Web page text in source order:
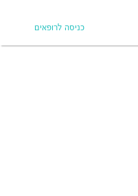
כניסה לרופאים